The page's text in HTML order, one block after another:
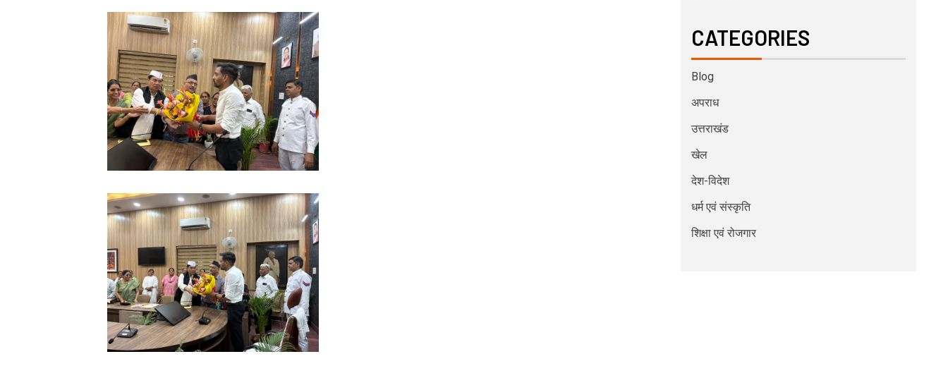
CATEGORIES
Blog
अपराध
उत्तराखंड
खेल
देश-विदेश
धर्म एवं संस्कृति
शिक्षा एवं रोजगार